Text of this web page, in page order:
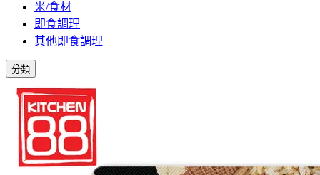
米/食材
即食調理
其他即食調理
分類